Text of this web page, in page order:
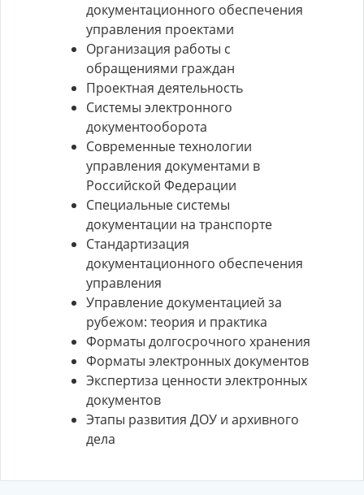
документационного обеспечения
управления проектами
Организация работы с
обращениями граждан
Проектная деятельность
Системы электронного
документооборота
Современные технологии
управления документами в
Российской Федерации
Специальные системы
документации на транспорте
Стандартизация
документационного обеспечения
управления
Управление документацией за
рубежом: теория и практика
Форматы долгосрочного хранения
Форматы электронных документов
Экспертиза ценности электронных
документов
Этапы развития ДОУ и архивного
дела